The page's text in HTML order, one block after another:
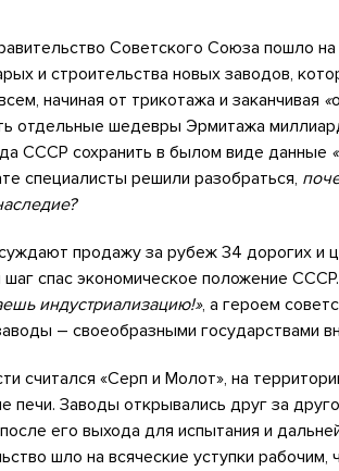
Советского Союза пошло
и строительства новых заводов,
начиная от трикотажа и заканчивая «
отдельные шедевры Эрмитажа
СССР сохранить в былом виде данные «
специалисты решили разобраться,
продажу за рубеж 34 дорогих и
спас экономическое положение
индустриализацию!», а героем
– своеобразными государствами
считался «Серп и Молот», на
печи. Заводы открывались друг за
его выхода для испытания и
шло на всяческие уступки рабочим,